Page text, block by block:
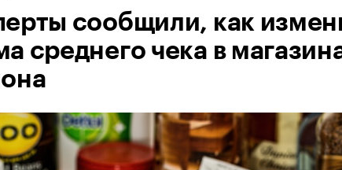
сообщили, как
среднего чека в